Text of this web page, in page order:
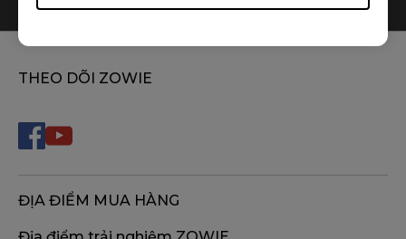
THEO DÕI ZOWIE
ĐỊA ĐIỂM MUA HÀNG